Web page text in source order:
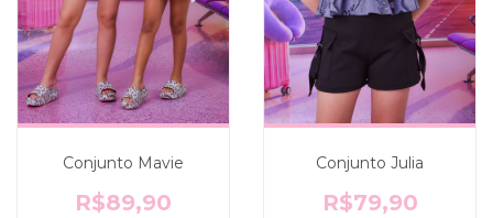
Conjunto Mavie
R$89,90
Conjunto Julia
R$79,90